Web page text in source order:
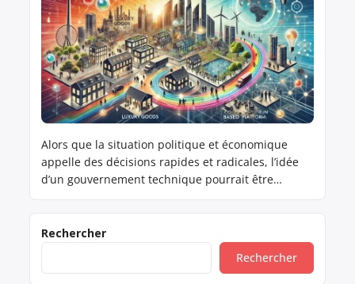
Alors que la situation politique et économique
appelle des décisions rapides et radicales, l’idée
d’un gouvernement technique pourrait être
qui avait permis la reconstruction de l’Europe
après la Seconde Guerre mondiale. Ce “Plan Brant”
serait un choc économique planifié, orienté […]
Rechercher
Rechercher